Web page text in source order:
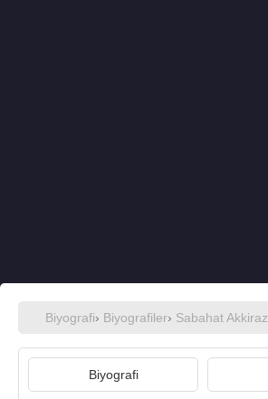
Biyografi› Biyografiler› Sabahat Akkiraz
Biyografi